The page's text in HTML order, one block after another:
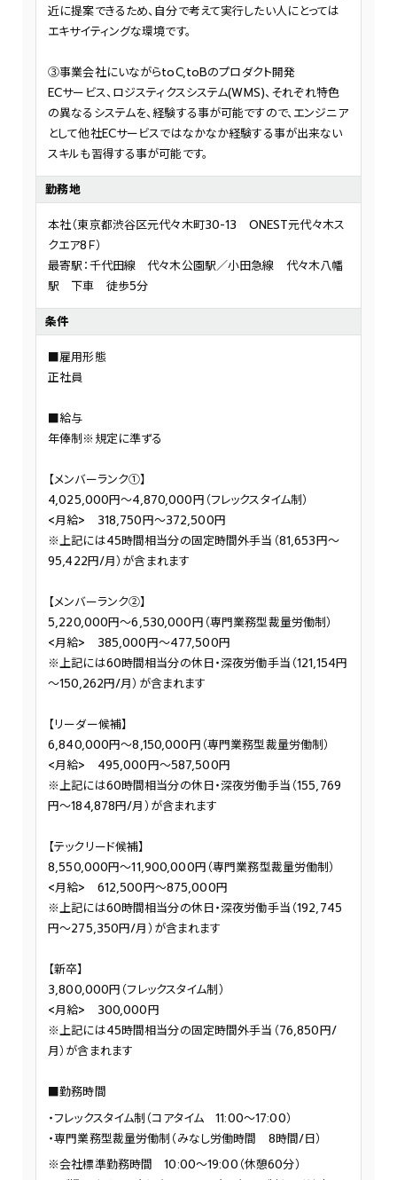
近に提案できるため、自分で考えて実行したい人にとっては
エキサイティングな環境です。
③事業会社にいながらtoC,toBのプロダクト開発
ECサービス、ロジスティクスシステム(WMS)、それぞれ特色
の異なるシステムを、経験する事が可能ですので、エンジニア
として他社ECサービスではなかなか経験する事が出来ない
スキルも習得する事が可能です。
勤務地
本社（東京都渋谷区元代々木町30-13 ONEST元代々木ス
クエア8Ｆ）
最寄駅：千代田線 代々木公園駅／小田急線 代々木八幡
駅 下車 徒歩5分
条件
■雇用形態
正社員
■給与
年俸制※規定に準ずる
【メンバーランク①】
4,025,000円～4,870,000円（フレックスタイム制）
<月給> 318,750円～372,500円
※上記には45時間相当分の固定時間外手当（81,653円～
95,422円/月）が含まれます
【メンバーランク②】
5,220,000円～6,530,000円（専門業務型裁量労働制）
<月給> 385,000円～477,500円
※上記には60時間相当分の休日・深夜労働手当（121,154円
～150,262円/月）が含まれます
【リーダー候補】
6,840,000円～8,150,000円（専門業務型裁量労働制）
<月給> 495,000円～587,500円
※上記には60時間相当分の休日・深夜労働手当（155,769
円～184,878円/月）が含まれます
【テックリード候補】
8,550,000円～11,900,000円（専門業務型裁量労働制）
<月給> 612,500円～875,000円
※上記には60時間相当分の休日・深夜労働手当（192,745
円～275,350円/月）が含まれます
【新卒】
3,800,000円（フレックスタイム制）
<月給> 300,000円
※上記には45時間相当分の固定時間外手当（76,850円/
月）が含まれます
■勤務時間
フレックスタイム制（コアタイム 11:00～17:00）
専門業務型裁量労働制（みなし労働時間 8時間/日）
※会社標準勤務時間 10:00～19:00（休憩60分）